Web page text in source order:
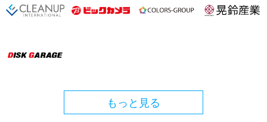
もっと見る